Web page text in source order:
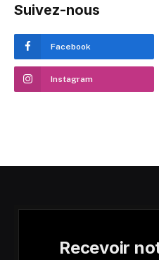
Suivez-nous
Facebook
Instagram
Recevoir